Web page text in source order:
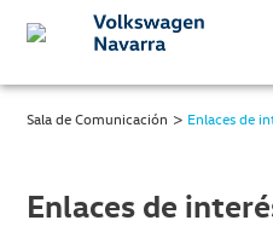
Sala de Comunicación > Enlaces de
Enlaces de